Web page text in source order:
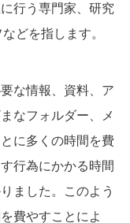
行う専門家、研究
どを指します。
な情報、資料、ア
なフォルダー、メ
に多くの時間を費
行為にかかる時間
ました。このよう
費やすことによ